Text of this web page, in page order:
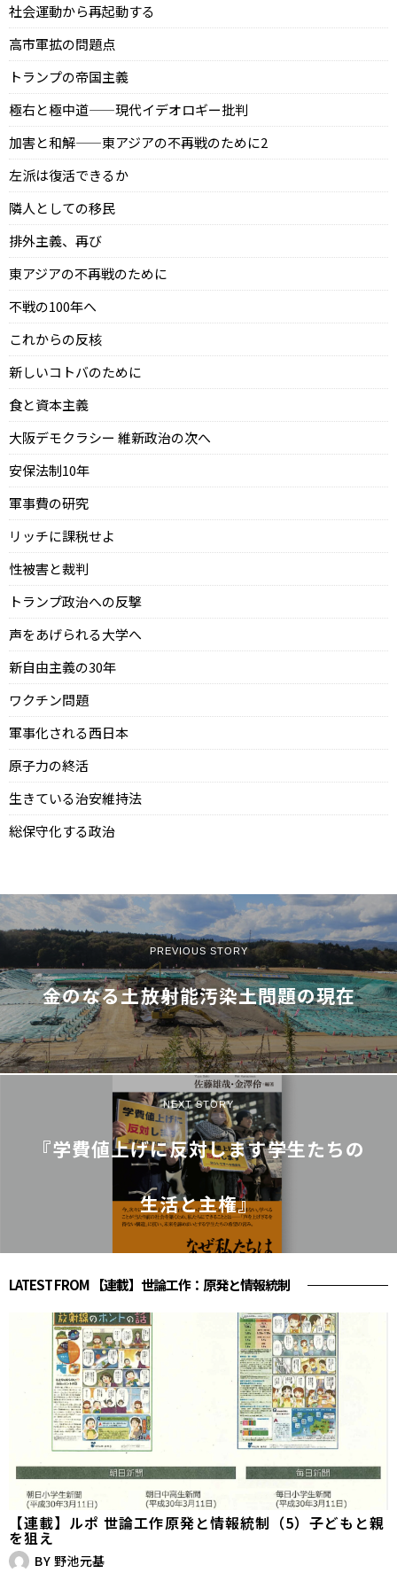
社会運動から再起動する
高市軍拡の問題点
トランプの帝国主義
極右と極中道——現代イデオロギー批判
加害と和解——東アジアの不再戦のために2
左派は復活できるか
隣人としての移民
排外主義、再び
東アジアの不再戦のために
不戦の100年へ
これからの反核
新しいコトバのために
食と資本主義
大阪デモクラシー 維新政治の次へ
安保法制10年
軍事費の研究
リッチに課税せよ
性被害と裁判
トランプ政治への反撃
声をあげられる大学へ
新自由主義の30年
ワクチン問題
軍事化される西日本
原子力の終活
生きている治安維持法
総保守化する政治
PREVIOUS STORY
金のなる土――放射能汚染土問題の現在
NEXT STORY
『学費値上げに反対します――学生たちの
生活と主権』
LATEST FROM 【連載】世論工作：原発と情報統制
【連載】ルポ 世論工作――原発と情報統制（5）子どもと親
を狙え
BY 野池元基